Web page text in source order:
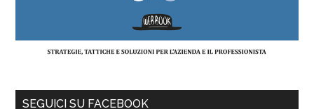
SEGUICI SU FACEBOOK